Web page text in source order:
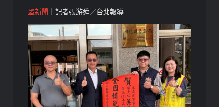
墨新聞 ｜記者張游舜／台北報導